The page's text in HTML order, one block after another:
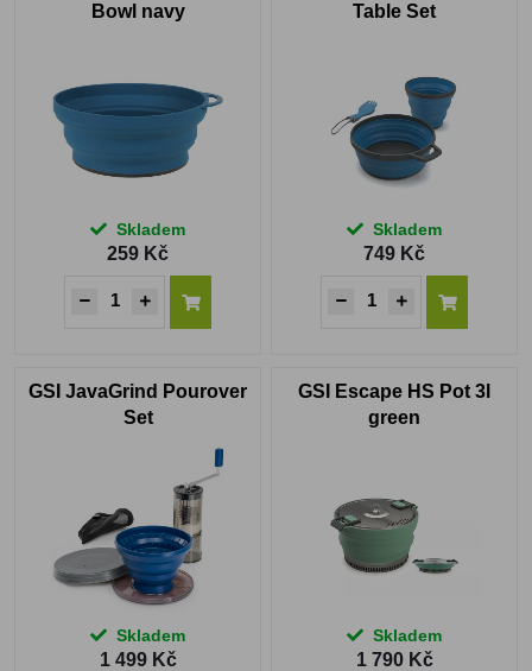
Bowl navy
Skladem
259 Kč
Table Set
Skladem
749 Kč
GSI JavaGrind Pourover
Set
Skladem
1 499 Kč
GSI Escape HS Pot 3l
green
Skladem
1 790 Kč